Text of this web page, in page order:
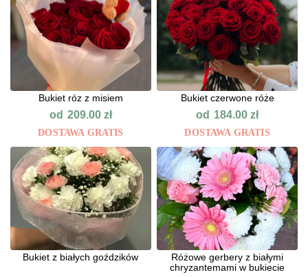
Bukiet róz z misiem
od 209.00 zł
DOSTAWA GRATIS
Bukiet czerwone róże
od 184.00zł
DOSTAWA GRATIS
Bukiet z białych goździków
Różowe gerbery z białymi
chryzantemami w bukiecie